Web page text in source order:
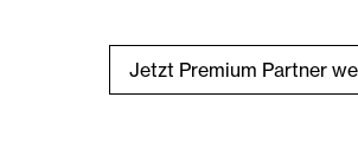
Jetzt Premium Partner